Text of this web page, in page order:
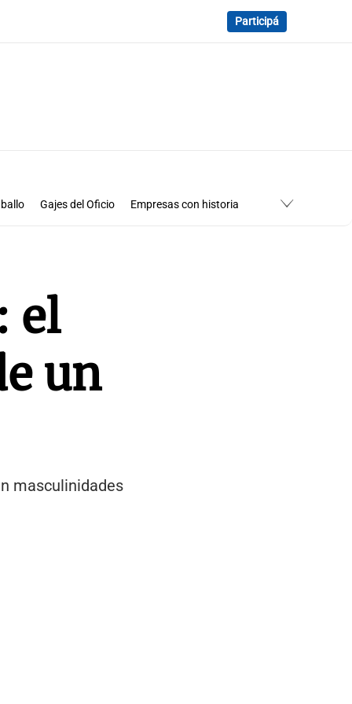
Participá
Gajes del Oficio
Empresas con historia
el
un
masculinidades